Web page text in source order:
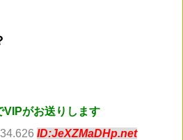
VIPがお送りします
ID:JeXZMaDHp.net